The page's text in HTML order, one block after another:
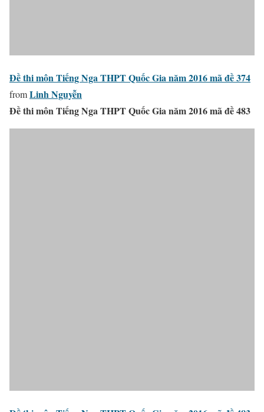
Đề thi môn Tiếng Nga THPT Quốc Gia năm 2016 mã đề 374
fromLinh Nguyễn
Đề thi môn Tiếng Nga THPT Quốc Gia năm 2016 mã đề 483